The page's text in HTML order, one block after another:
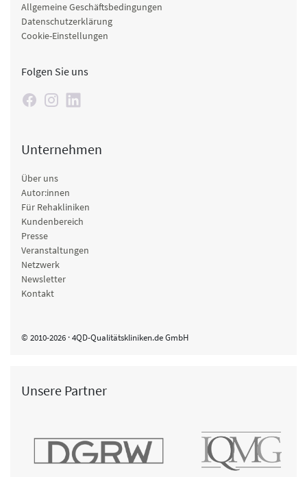
Allgemeine Geschäftsbedingungen
Datenschutzerklärung
Cookie-Einstellungen
Folgen Sie uns
Unternehmen
Über uns
Autor:innen
Für Rehakliniken
Kundenbereich
Presse
Veranstaltungen
Netzwerk
Newsletter
Kontakt
© 2010-2026 · 4QD-Qualitätskliniken.de GmbH
Unsere Partner